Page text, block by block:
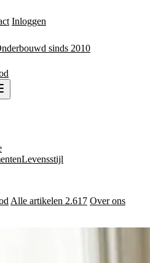
Inloggen
sinds 2010
Levensstijl
Alle artikelen 2.617 Over ons